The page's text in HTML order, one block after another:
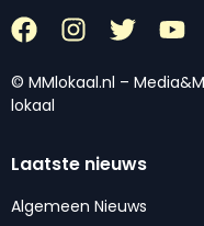
© MMlokaal.nl –
lokaal
Laatste nieuws
Algemeen Nieuws